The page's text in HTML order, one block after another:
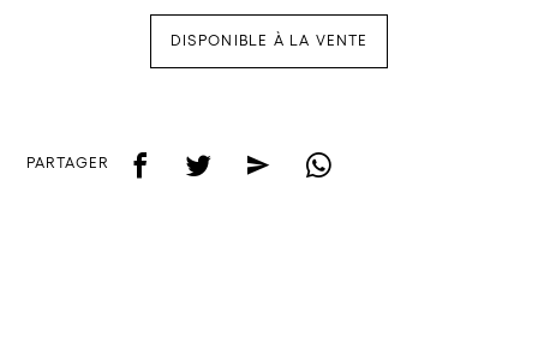
DISPONIBLE À LA VENTE
PARTAGER f t e w